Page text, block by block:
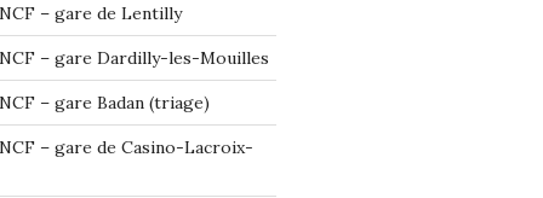
– gare de Lentilly
– gare Dardilly-les-Mouilles
– gare Badan (triage)
– gare de Casino-Lacroix-